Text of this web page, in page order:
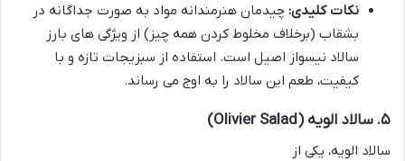
نکات کلیدی: چیدمان هنرمندانه مواد به صورت جداگانه در
بشقاب (برخلاف مخلوط کردن همه چیز) از ویژگی های بارز
سالاد نیسواز اصیل است. استفاده از سبزیجات تازه و با
کیفیت، طعم این سالاد را به اوج می رساند.
۵. سالاد الویه (Olivier Salad)
سالاد الویه، یکی از